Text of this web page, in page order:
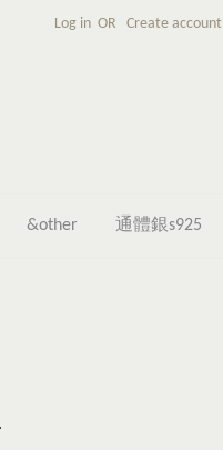
Log in OR Create account
&other 通體銀s925